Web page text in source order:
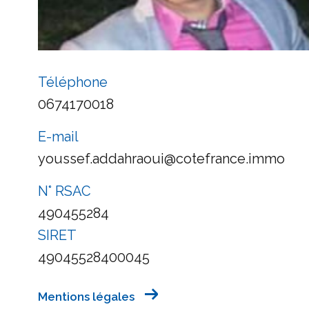
Téléphone
0674170018
E-mail
youssef.addahraoui@cotefrance.immo
N° RSAC
490455284
SIRET
49045528400045
Mentions légales